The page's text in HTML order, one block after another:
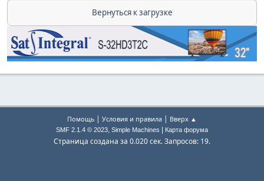
Вернуться к загрузке
Помощь | Условия и правила | Вверх ▲
SMF 2.1.4 © 2023, Simple Machines Карта форума
Страница создана за 0.020 сек. Запросов: 19.